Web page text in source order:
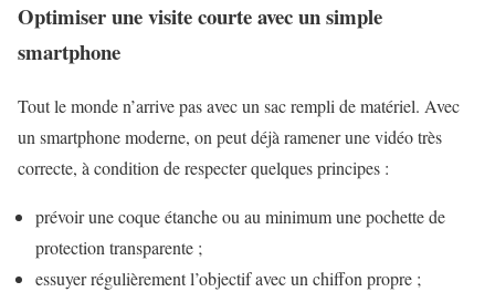
Optimiser une visite courte avec un simple
smartphone
Tout le monde n’arrive pas avec un sac rempli de matériel. Avec
un smartphone moderne, on peut déjà ramener une vidéo très
correcte, à condition de respecter quelques principes :
prévoir une coque étanche ou au minimum une pochette de
protection transparente ;
essuyer régulièrement l’objectif avec un chiffon propre ;